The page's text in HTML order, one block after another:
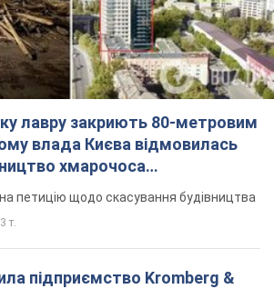
лавру закриють 80-метровим
влада Києва відмовилась
хмарочоса
петицію щодо скасування будівництва
т.
підприємство Kromberg &